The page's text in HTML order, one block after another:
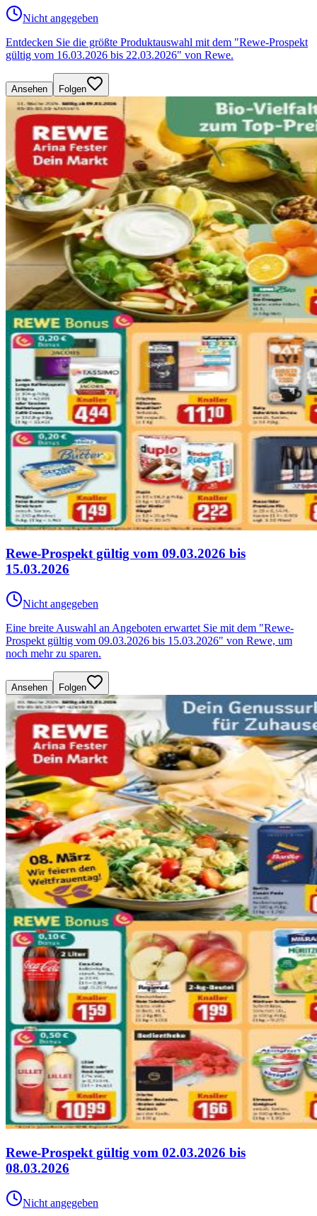
Nicht angegeben
Entdecken Sie die größte Produktauswahl mit dem "Rewe-Prospekt
gültig vom 16.03.2026 bis 22.03.2026" von Rewe.
Ansehen Folgen
Rewe-Prospekt gültig vom 09.03.2026 bis
15.03.2026
Nicht angegeben
Eine breite Auswahl an Angeboten erwartet Sie mit dem "Rewe-
Prospekt gültig vom 09.03.2026 bis 15.03.2026" von Rewe, um
noch mehr zu sparen.
Ansehen Folgen
Rewe-Prospekt gültig vom 02.03.2026 bis
08.03.2026
Nicht angegeben